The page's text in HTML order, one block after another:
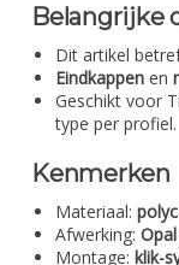
Belangrijke
Dit artikel
Eindkappen en
Geschikt voor
type per profiel.
Kenmerken
Materiaal:
Afwerking: Opal
Montage: klik-